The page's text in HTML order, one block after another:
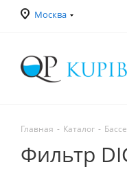
Москва
Главная - Каталог -
Фильтр